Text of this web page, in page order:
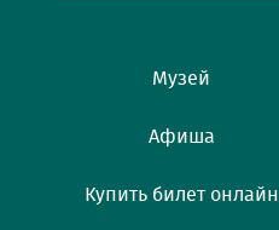
Музей
Афиша
Купить билет онлайн